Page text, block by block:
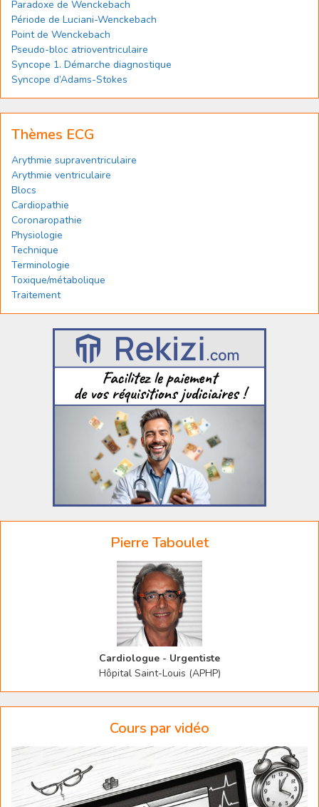
Paradoxe de Wenckebach
Période de Luciani-Wenckebach
Point de Wenckebach
Pseudo-bloc atrioventriculaire
Syncope 1. Démarche diagnostique
Syncope d’Adams-Stokes
Thèmes ECG
Arythmie supraventriculaire
Arythmie ventriculaire
Blocs
Cardiopathie
Coronaropathie
Physiologie
Technique
Terminologie
Toxique/métabolique
Traitement
Pierre Taboulet
Cardiologue - Urgentiste
Hôpital Saint-Louis (APHP)
Cours par vidéo